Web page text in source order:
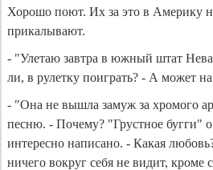
Хорошо поют. Их за это в Америку
прикалывают.
- "Улетаю завтра в южный штат
ли, в рулетку поиграть? - А может
- "Она не вышла замуж за хромого
песню. - Почему? "Грустное бугги"
интересно написано. - Какая
ничего вокруг себя не видит, кроме